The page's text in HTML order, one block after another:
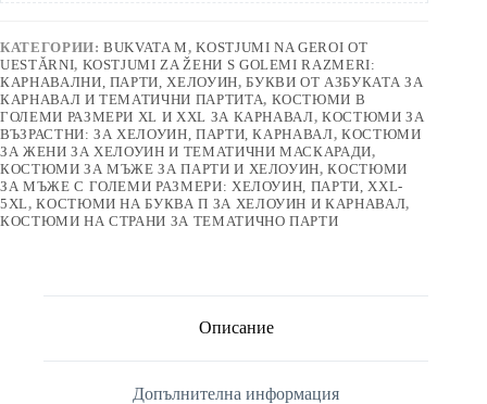
КАТЕГОРИИ:BUKVATA M,KOSTJUMI NA GEROI OT
UESTǍRNI, KOSTJUMI ZA ŽЕНИ S GOLEMI RAZMERI:
КАРНАВАЛНИ, ПАРТИ, ХЕЛОУИН,БУКВИ ОТ АЗБУКАТА ЗА
КАРНАВАЛ И ТЕМАТИЧНИ ПАРТИТА, КОСТЮМИ В
ГОЛЕМИ РАЗМЕРИ XL И XXL ЗА КАРНАВАЛ,КОСТЮМИ ЗА
ВЪЗРАСТНИ: ЗА ХЕЛОУИН, ПАРТИ, КАРНАВАЛ,КОСТЮМИ
ЗА ЖЕНИ ЗА ХЕЛОУИН И ТЕМАТИЧНИ МАСКАРАДИ,
КОСТЮМИ ЗА МЪЖЕ ЗА ПАРТИ И ХЕЛОУИН,КОСТЮМИ
ЗА МЪЖЕ С ГОЛЕМИ РАЗМЕРИ: ХЕЛОУИН, ПАРТИ, XXL-
5XL,КОСТЮМИ НА БУКВА П ЗА ХЕЛОУИН И КАРНАВАЛ,
КОСТЮМИ НА СТРАНИ ЗА ТЕМАТИЧНО ПАРТИ
Описание
Допълнителна информация